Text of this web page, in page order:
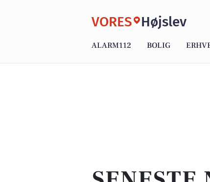
VORES Højslev
ALARM112 BOLIG